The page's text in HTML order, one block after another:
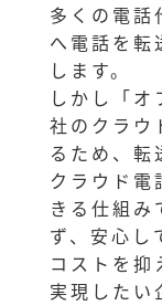
多くの電話
へ電話を転
します。
しかし「オ
社のクラウ
るため、転
クラウド電
きる仕組み
ず、安心し
コストを抑
実現したい